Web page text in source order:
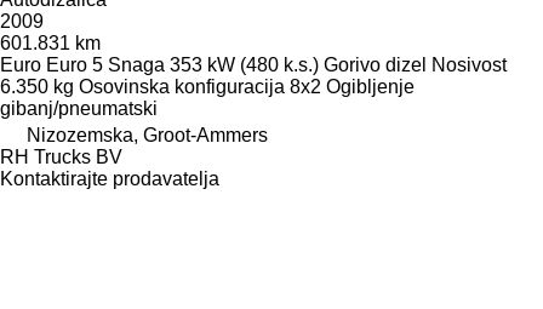
2009
601.831 km
Euro Euro 5 Snaga 353 kW (480 k.s.) Gorivo dizel Nosivost
6.350 kg Osovinska konfiguracija 8x2 Ogibljenje
gibanj/pneumatski
Nizozemska, Groot-Ammers
RH Trucks BV
Kontaktirajte prodavatelja